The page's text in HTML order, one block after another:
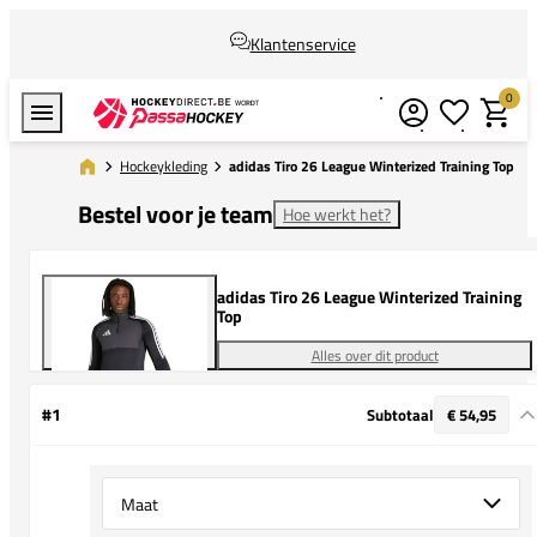
Klantenservice
0
Hockeykleding adidas Tiro 26 League Winterized Training Top
Bestel voor je team Hoe werkt het?
adidas Tiro 26 League Winterized Training
Top
Alles over dit product
#1 Subtotaal € 54,95